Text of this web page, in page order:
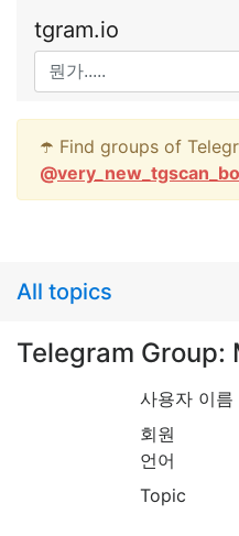
tgram.io
☂️ Find groups of
@
All topics
Telegram Group:
사용자 이름
회원
언어
Topic